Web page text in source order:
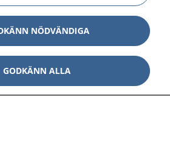
Visa
Visa
NÖDVÄNDIGA
GODKÄNN ALLA